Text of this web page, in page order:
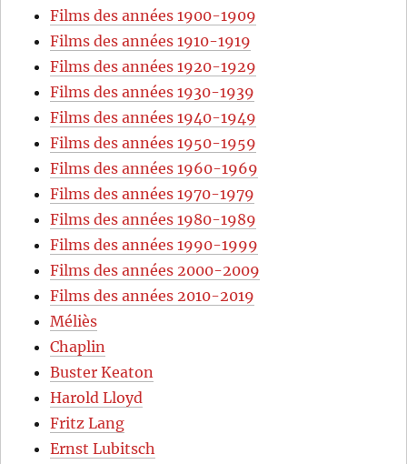
Films des années 1900-1909
Films des années 1910-1919
Films des années 1920-1929
Films des années 1930-1939
Films des années 1940-1949
Films des années 1950-1959
Films des années 1960-1969
Films des années 1970-1979
Films des années 1980-1989
Films des années 1990-1999
Films des années 2000-2009
Films des années 2010-2019
Méliès
Chaplin
Buster Keaton
Harold Lloyd
Fritz Lang
Ernst Lubitsch